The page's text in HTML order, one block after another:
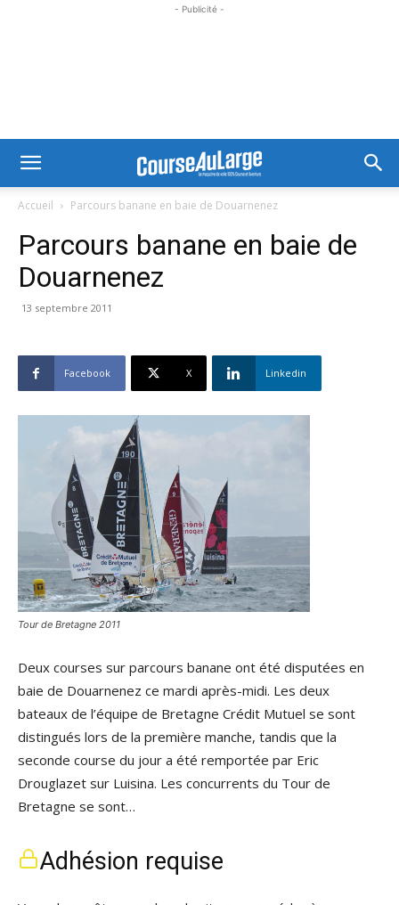
- Publicité -
Accueil Parcours banane en baie de Douarnenez
Parcours banane en baie de
Douarnenez
13 septembre 2011
Facebook X Linkedin
Tour de Bretagne 2011
Deux courses sur parcours banane ont été disputées en
baie de Douarnenez ce mardi après-midi. Les deux
bateaux de l’équipe de Bretagne Crédit Mutuel se sont
distingués lors de la première manche, tandis que la
seconde course du jour a été remportée par Eric
Drouglazet sur Luisina. Les concurrents du Tour de
Bretagne se sont…
Adhésion requise